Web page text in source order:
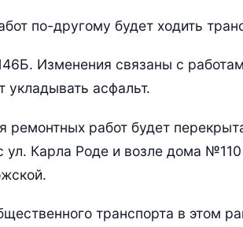
по-другому будет ходить
Изменения связаны с
укладывать асфальт.
ремонтных работ будет
ул. Карла Роде и возле дома
транспорта в этом